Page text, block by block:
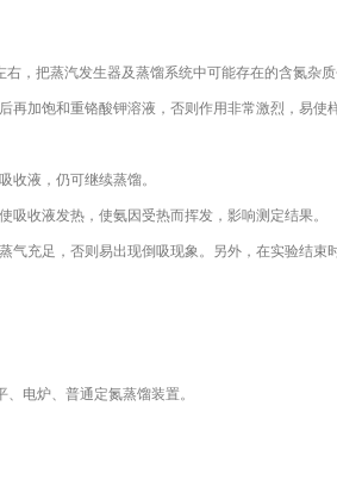
，把蒸汽发生器及蒸馏系统中可能存在的含氮杂
再加饱和重铬酸钾溶液，否则作用非常激烈，易
收液，仍可继续蒸馏。
吸收液发热，使氨因受热而挥发，影响测定结果。
气充足，否则易出现倒吸现象。另外，在实验结束
电炉、普通定氮蒸馏装置。